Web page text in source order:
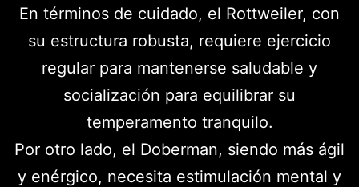
En términos de cuidado, el Rottweiler, con
su estructura robusta, requiere ejercicio
regular para mantenerse saludable y
socialización para equilibrar su
temperamento tranquilo.
Por otro lado, el Doberman, siendo más ágil
y enérgico, necesita estimulación mental y